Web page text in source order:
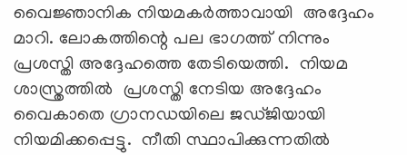
വൈജ്ഞാനിക നിയമകർത്താവായി അദ്ദേഹം
മാറി. ലോകത്തിന്റെ പല ഭാഗത്ത് നിന്നും
പ്രശസ്തി അദ്ദേഹത്തെ തേടിയെത്തി. നിയമ
ശാസ്ത്രത്തിൽ പ്രശസ്തി നേടിയ അദ്ദേഹം
വൈകാതെ ഗ്രാനഡയിലെ ജഡ്ജിയായി
നിയമിക്കപ്പെട്ടു. നീതി സ്ഥാപിക്കുന്നതിൽ